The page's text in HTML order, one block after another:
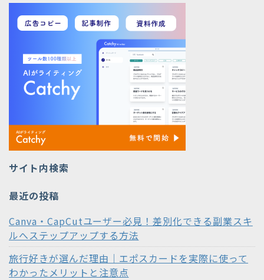
サイト内検索
最近の投稿
Canva・CapCutユーザー必見！差別化できる副業スキ
ルへステップアップする方法
旅行好きが選んだ理由｜エポスカードを実際に使って
わかったメリットと注意点